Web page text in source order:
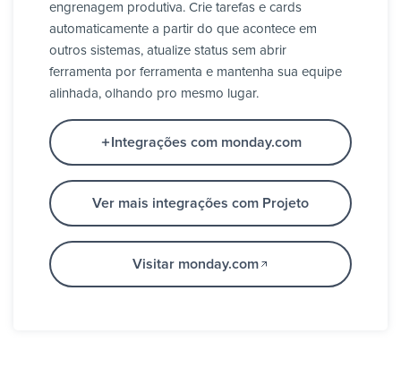
engrenagem produtiva. Crie tarefas e cards
automaticamente a partir do que acontece em
outros sistemas, atualize status sem abrir
ferramenta por ferramenta e mantenha sua equipe
alinhada, olhando pro mesmo lugar.
Integrações com monday.com
Ver mais integrações com Projeto
Visitar monday.com